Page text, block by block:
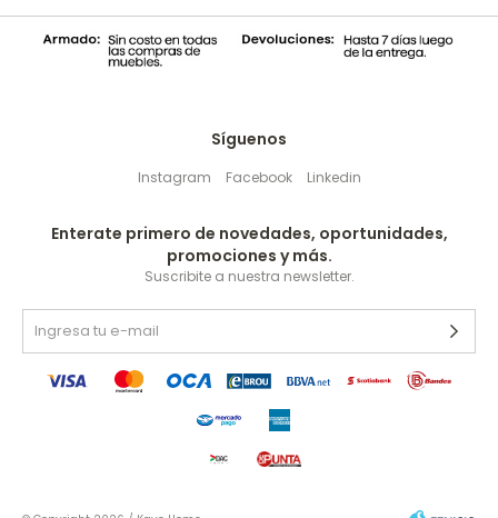
Síguenos
Instagram Facebook Linkedin
Enterate primero de novedades, oportunidades,
promociones y más.
Suscribite a nuestra newsletter.